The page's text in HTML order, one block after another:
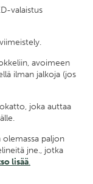
valaistus
avoimeen
ilman jalkoja (jos
joka auttaa
paljon
jne., jotka
lisää.